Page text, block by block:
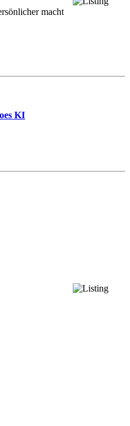
macht
KI